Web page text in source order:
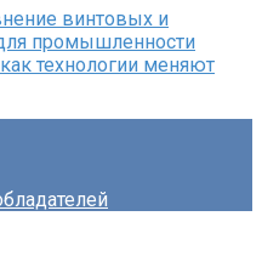
винтовых и
промышленности
технологии меняют